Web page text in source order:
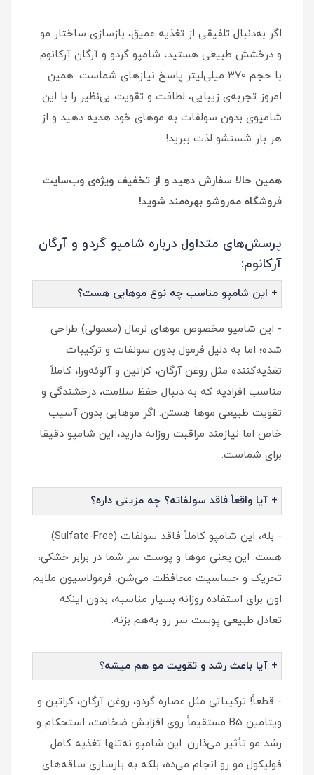
اگر به‌دنبال تلفیقی از تغذیه عمیق، بازسازی ساختار مو
و درخشش طبیعی هستید، شامپو گردو و آرگان آرکانوم
با حجم ۳۷۰ میلی‌لیتر پاسخ نیازهای شماست. همین
امروز تجربه‌ی زیبایی، لطافت و تقویت بی‌نظیر را با این
شامپوی بدون سولفات به موهای خود هدیه دهید و از
هر بار شستشو لذت ببرید!
همین حالا سفارش دهید و از تخفیف ویژه‌ی وب‌سایت
فروشگاه مه‌روشو بهره‌مند شوید!
پرسش‌های متداول درباره شامپو گردو و آرگان
آرکانوم:
+ این شامپو مناسب چه نوع موهایی هست؟
- این شامپو مخصوص موهای نرمال (معمولی) طراحی
شده؛ اما به دلیل فرمول بدون سولفات و ترکیبات
تغذیه‌کننده مثل روغن آرگان، کراتین و آلوئه‌ورا، کاملاً
مناسب افرادیه که به دنبال حفظ سلامت، درخشندگی و
تقویت طبیعی موها هستن. اگر موهایی بدون آسیب
خاص اما نیازمند مراقبت روزانه دارید، این شامپو دقیقا
برای شماست.
+ آیا واقعاً فاقد سولفاته؟ چه مزیتی داره؟
- بله، این شامپو کاملاً فاقد سولفات (Sulfate-Free)
هست. این یعنی موها و پوست سر شما در برابر خشکی،
تحریک و حساسیت محافظت می‌شن. فرمولاسیون ملایم
اون برای استفاده روزانه بسیار مناسبه، بدون اینکه
تعادل طبیعی پوست سر رو به‌هم بزنه.
+ آیا باعث رشد و تقویت مو هم میشه؟
- قطعاً! ترکیباتی مثل عصاره گردو، روغن آرگان، کراتین و
ویتامین B5 مستقیماً روی افزایش ضخامت، استحکام و
رشد مو تأثیر می‌ذارن. این شامپو نه‌تنها تغذیه کامل
فولیکول مو رو انجام می‌ده، بلکه به بازسازی ساقه‌های